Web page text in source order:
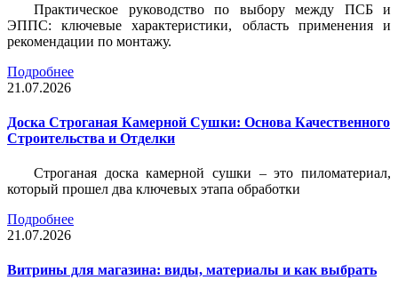
Практическое руководство по выбору между ПСБ и
ЭППС: ключевые характеристики, область применения и
рекомендации по монтажу.
Подробнее
21.07.2026
Доска Строганая Камерной Сушки: Основа Качественного
Строительства и Отделки
Строганая доска камерной сушки – это пиломатериал,
который прошел два ключевых этапа обработки
Подробнее
21.07.2026
Витрины для магазина: виды, материалы и как выбрать